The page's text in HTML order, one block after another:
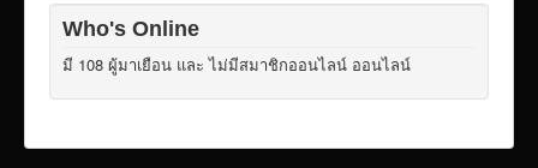
Who's Online
มี 108 ผู้มาเยือน และ ไม่มีสมาชิกออนไลน์ ออนไลน์